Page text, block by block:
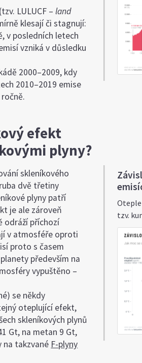
LULUCF –land
klesají či stagnují:
v posledních letech
vzniká v důsledku
2000–2009, kdy
2010–2019 emise
ročně.
efekt
plyny?
tzv.
skleníkového
dvě třetiny
plyny patří
je ale zároveň
odráží příchozí
v atmosféře oproti
proto s časem
především na
vypuštěno –
se někdy
oteplující efekt,
skleníkových plynů
Gt, na metan 9 Gt,
na takzvané F-plyny